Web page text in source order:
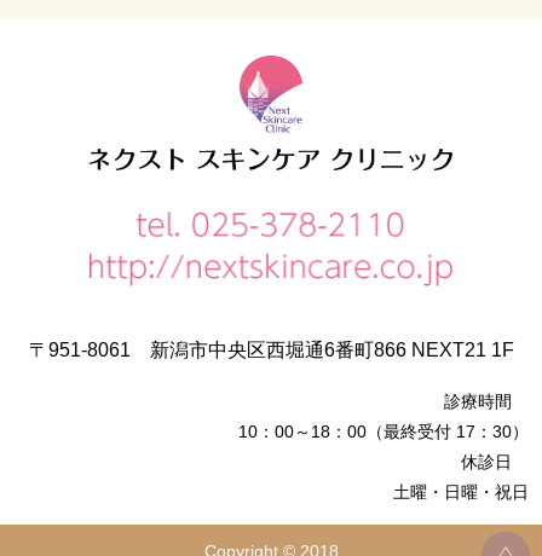
〒951-8061 新潟市中央区西堀通6番町866 NEXT21 1F
診療時間
10：00～18：00（最終受付 17：30）
休診日
土曜・日曜・祝日
Copyright © 2018